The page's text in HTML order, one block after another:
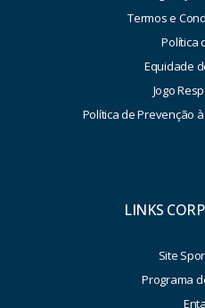
Termos e
Política
Equidade
Jogo
Política de Prevenção
LINKS
Site
Programa